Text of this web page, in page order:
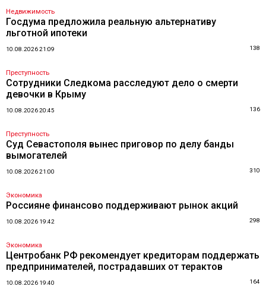
Недвижимость
Госдума предложила реальную альтернативу
льготной ипотеки
10.08.2026 21:09 138
Преступность
Сотрудники Следкома расследуют дело о смерти
девочки в Крыму
10.08.2026 20:45 136
Преступность
Суд Севастополя вынес приговор по делу банды
вымогателей
10.08.2026 21:00 310
Экономика
Россияне финансово поддерживают рынок акций
10.08.2026 19:42 298
Экономика
Центробанк РФ рекомендует кредиторам поддержать
предпринимателей, пострадавших от терактов
10.08.2026 19:40 164